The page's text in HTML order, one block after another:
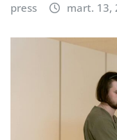
press mart. 13,